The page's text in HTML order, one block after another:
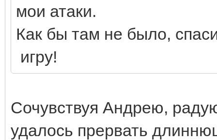
мои атаки.
Как бы там не было,
игру!
Сочувствуя Андрею,
удалось прервать